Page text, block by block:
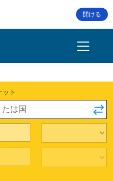
開ける
ト